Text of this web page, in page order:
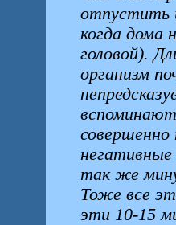
отпустить
когда дома
головой).
организм
так же
Тоже все
эти 10-15